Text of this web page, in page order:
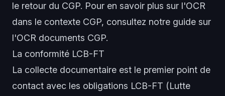
le retour du CGP. Pour en savoir plus sur l'OCR
dans le contexte CGP, consultez notre guide sur
l'OCR documents CGP.
La conformité LCB-FT
La collecte documentaire est le premier point de
contact avec les obligations LCB-FT (Lutte